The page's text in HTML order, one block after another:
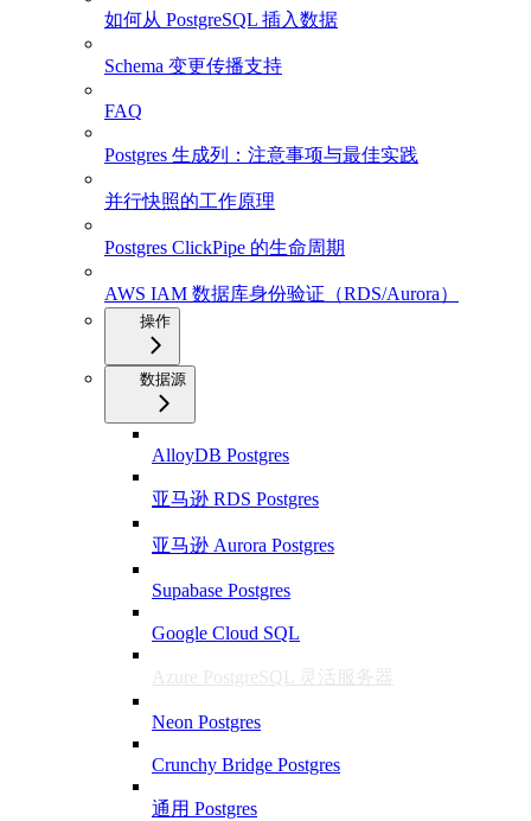
如何从 PostgreSQL 插入数据
Schema 变更传播支持
FAQ
Postgres 生成列：注意事项与最佳实践
并行快照的工作原理
Postgres ClickPipe 的生命周期
AWS IAM 数据库身份验证（RDS/Aurora）
操作
数据源
AlloyDB Postgres
亚马逊 RDS Postgres
亚马逊 Aurora Postgres
Supabase Postgres
Google Cloud SQL
Azure PostgreSQL 灵活服务器
Neon Postgres
Crunchy Bridge Postgres
通用 Postgres